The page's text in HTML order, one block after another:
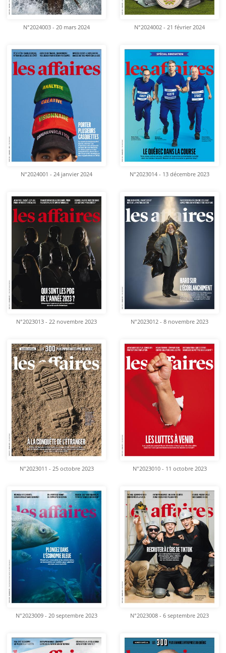
N°2024003 - 20 mars 2024 N°2024002 - 21 février 2024
N°2024001 - 24 janvier 2024 N°2023014 - 13 décembre 2023
N°2023013 - 22 novembre 2023 N°2023012 - 8 novembre 2023
N°2023011 - 25 octobre 2023 N°2023010 - 11 octobre 2023
N°2023009 - 20 septembre 2023 N°2023008 - 6 septembre 2023